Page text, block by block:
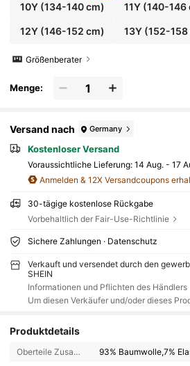
10Y(134-140 cm) 11Y (140-146
12Y(146-152 cm) 13Y (152-158
Größenberater
Menge:
Versand nach Germany
Kostenloser Versand
Voraussichtliche Lieferung: 14 Aug. - 17
Anmelden & 12X Versandcoupons
30-tägige kostenlose Rückgabe
Vorbehaltlich der Fair-Use-Richtlinie
Sichere Zahlungen · Datenschutz
Verkauft und versendet durch den
SHEIN
Informationen und Pflichten des Händlers
Um diesen Verkäufer und/oder dieses
Produktdetails
Oberteile Zusammensetzung: 93% Baumwolle,7%